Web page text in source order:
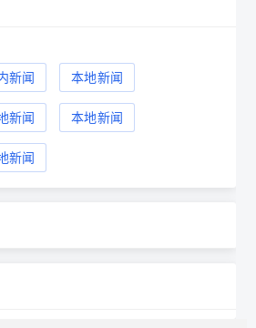
新闻 本地新闻
新闻 本地新闻
新闻